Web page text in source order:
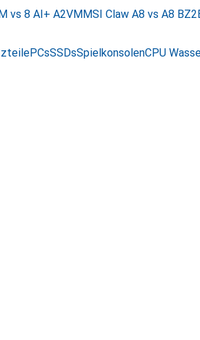
vs 8 AI+ A2VMMSI Claw A8 vs A8
PCsSSDsSpielkonsolenCPU